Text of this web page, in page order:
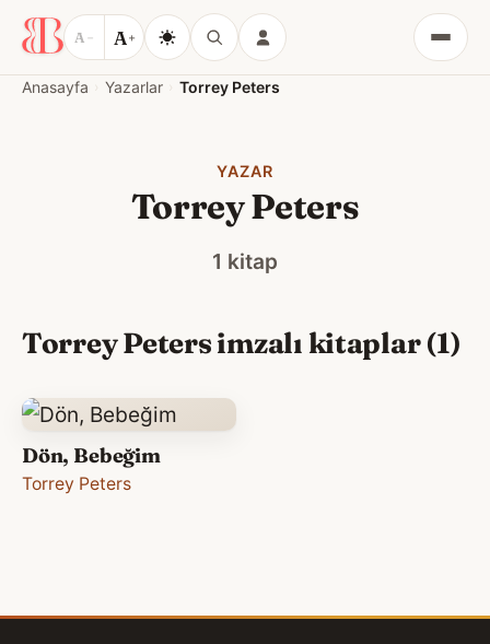
A − A+
Menü
Anasayfa Yazarlar Torrey Peters
YAZAR
Torrey Peters
1 kitap
Torrey Peters imzalı kitaplar (1)
Dön, Bebeğim
Torrey Peters